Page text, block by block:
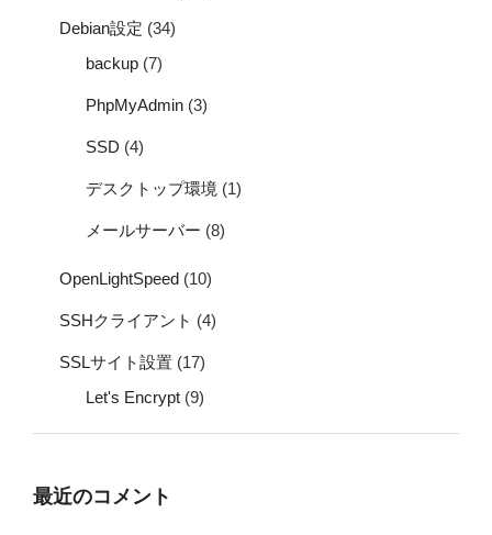
Debian設定 (34)
backup (7)
PhpMyAdmin (3)
SSD (4)
デスクトップ環境 (1)
メールサーバー (8)
OpenLightSpeed (10)
SSHクライアント (4)
SSLサイト設置 (17)
Let's Encrypt (9)
最近のコメント